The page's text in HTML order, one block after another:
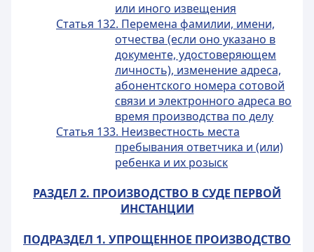
или иного извещения
Статья 132. Перемена фамилии, имени,
отчества (если оно указано в
документе, удостоверяющем
личность), изменение адреса,
абонентского номера сотовой
связи и электронного адреса во
время производства по делу
Статья 133. Неизвестность места
пребывания ответчика и (или)
ребенка и их розыск
РАЗДЕЛ 2. ПРОИЗВОДСТВО В СУДЕ ПЕРВОЙ
ИНСТАНЦИИ
ПОДРАЗДЕЛ 1. УПРОЩЕННОЕ ПРОИЗВОДСТВО